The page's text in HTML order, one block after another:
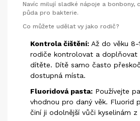
Navíc milují sladké nápoje a bonbony,
půda pro bakterie.
Co můžete udělat vy jako rodič?
Kontrola čištění: Až do věku
rodiče kontrolovat a doplňovat
dítěte. Dítě samo často
dostupná místa.
Fluoridová pasta: Používejte
vhodnou pro daný věk. Fluorid
činí ji odolnější vůči kyselinám z